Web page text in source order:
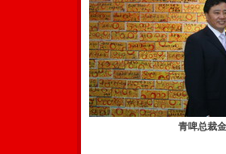
青啤总裁